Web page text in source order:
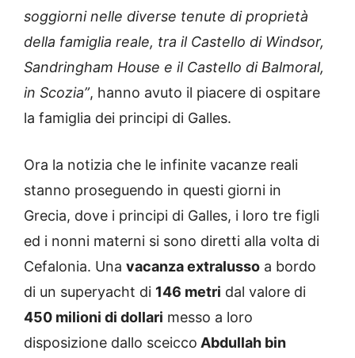
soggiorni nelle diverse tenute di proprietà
della famiglia reale, tra il Castello di Windsor,
Sandringham House e il Castello di Balmoral,
in Scozia”, hanno avuto il piacere di ospitare
la famiglia dei principi di Galles.
Ora la notizia che le infinite vacanze reali
stanno proseguendo in questi giorni in
Grecia, dove i principi di Galles, i loro tre figli
ed i nonni materni si sono diretti alla volta di
Cefalonia. Una vacanza extralusso a bordo
di un superyacht di 146 metri dal valore di
450 milioni di dollari messo a loro
disposizione dallo sceicco Abdullah bin